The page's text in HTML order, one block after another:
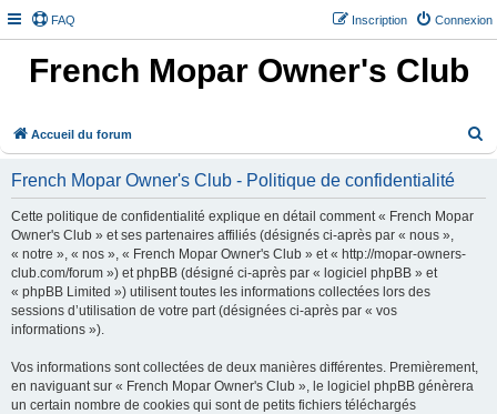
FAQ Connexion
Inscription
French Mopar Owner's Club
Accueil du forum
French Mopar Owner's Club - Politique de confidentialité
Cette politique de confidentialité explique en détail comment « French Mopar
Owner's Club » et ses partenaires affiliés (désignés ci-après par « nous »,
« notre », « nos », « French Mopar Owner's Club » et « http://mopar-owners-
club.com/forum ») et phpBB (désigné ci-après par « logiciel phpBB » et
« phpBB Limited ») utilisent toutes les informations collectées lors des
sessions d’utilisation de votre part (désignées ci-après par « vos
informations »).
Vos informations sont collectées de deux manières différentes. Premièrement,
en naviguant sur « French Mopar Owner's Club », le logiciel phpBB génèrera
un certain nombre de cookies qui sont de petits fichiers téléchargés